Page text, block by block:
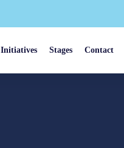
Initiatives Stages Contact